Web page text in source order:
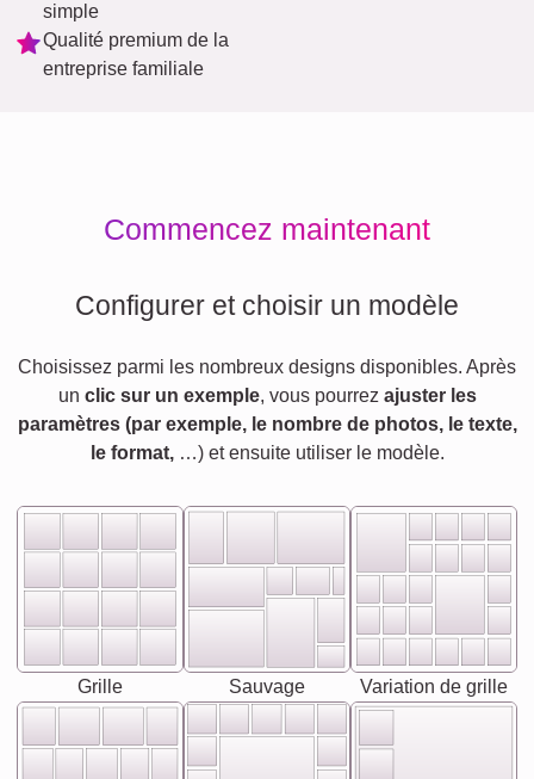
simple
Qualité premium de la
entreprise familiale
Commencez maintenant
Configurer et choisir un modèle
Choisissez parmi les nombreux designs disponibles. Après
un clic sur un exemple, vous pourrez ajuster les
paramètres (par exemple, le nombre de photos, le texte,
le format,…) et ensuite utiliser le modèle.
Grille Sauvage Variation de grille